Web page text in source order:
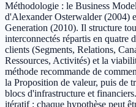
Méthodologie : le Business
d'Alexander Osterwalder (2004)
Generation (2010). Il structure
interconnectés répartis en quatre
clients (Segments, Relations,
Ressources, Activités) et la
méthode recommande de
la Proposition de valeur, puis de
blocs d'infrastructure et
itératif : chaque hypothèse peut